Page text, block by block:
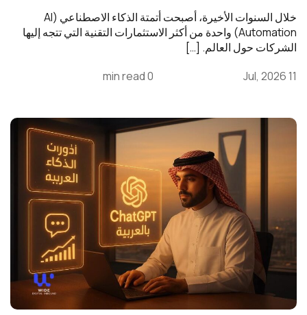
خلال السنوات الأخيرة، أصبحت أتمتة الذكاء الاصطناعي (AI
Automation) واحدة من أكثر الاستثمارات التقنية التي تتجه إليها
الشركات حول العالم. […]
11 Jul, 2026
0 min read